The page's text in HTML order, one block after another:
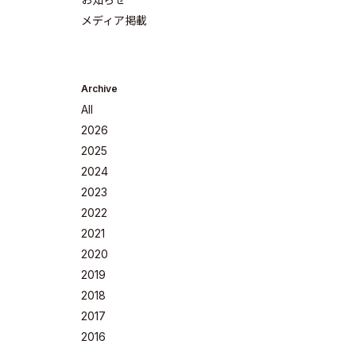
Company
メディア掲載
Archive
All
2026
2025
2024
2023
2022
2021
2020
2019
2018
2017
2016